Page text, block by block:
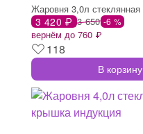
3 420 ₽ 3 650 -6 %
вернём до 760 ₽
118
В корзину